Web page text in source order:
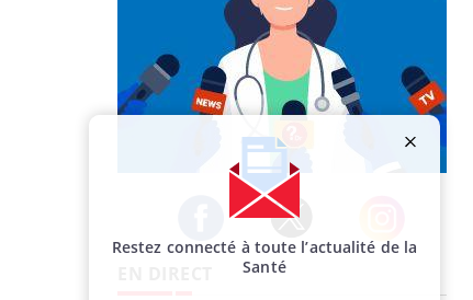
Facebook Twitter Instagram
Restez connecté à toute l’actualité de la
Santé